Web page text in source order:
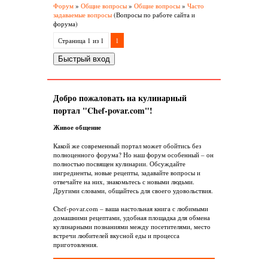
Форум » Общие вопросы » Общие вопросы » Часто
задаваемые вопросы (Вопросы по работе сайта и
форума)
Страница 1 из 1 1
Добро пожаловать на кулинарный
портал "Chef-povar.com"!
Живое общение
Какой же современный портал может обойтись без
полноценного форума? Но наш форум особенный – он
полностью посвящен кулинарии. Обсуждайте
ингредиенты, новые рецепты, задавайте вопросы и
отвечайте на них, знакомьтесь с новыми людьми.
Другими словами, общайтесь для своего удовольствия.
Chef-povar.com – ваша настольная книга с любимыми
домашними рецептами, удобная площадка для обмена
кулинарными познаниями между посетителями, место
встречи любителей вкусной еды и процесса
приготовления.